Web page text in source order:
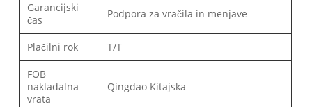
Garancijski
čas
Podpora za vračila in menjave
Plačilni rok T/T
FOB
nakladalna
vrata
Qingdao Kitajska